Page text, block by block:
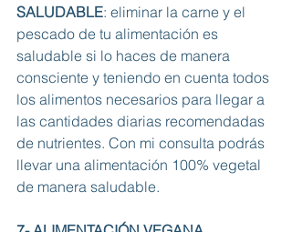
SALUDABLE: eliminar la carne y el
pescado de tu alimentación es
saludable si lo haces de manera
consciente y teniendo en cuenta todos
los alimentos necesarios para llegar a
las cantidades diarias recomendadas
de nutrientes. Con mi consulta podrás
llevar una alimentación 100% vegetal
de manera saludable.